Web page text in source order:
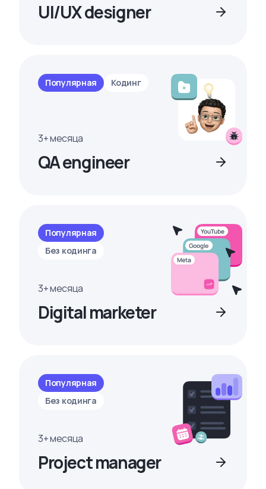
UI/UX designer
Популярная Кодинг
3+ месяца
QA engineer
Популярная
Без кодинга
3+ месяца
Digital marketer
Популярная
Без кодинга
3+ месяца
Project manager